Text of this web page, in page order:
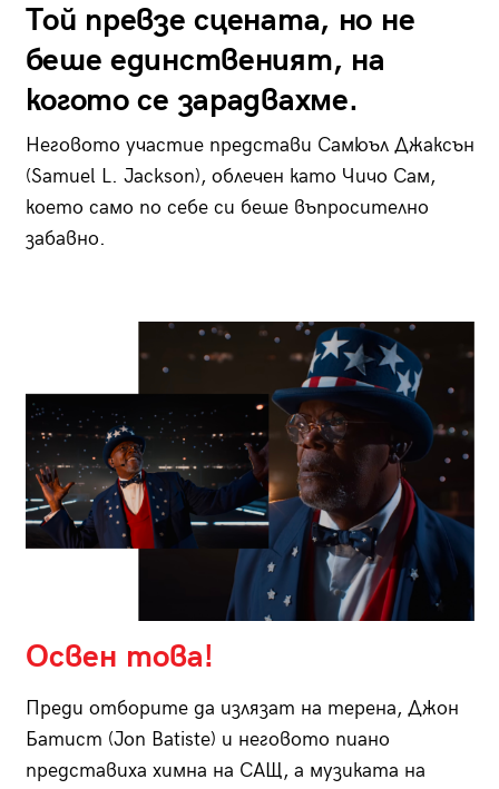
Той превзе сцената, но не
беше единственият, на
когото се зарадвахме.
Неговото участие представи Самюъл Джаксън
(Samuel L. Jackson), облечен като Чичо Сам,
което само по себе си беше въпросително
забавно.
Освен това!
Преди отборите да излязат на терена, Джон
Батист (Jon Batiste) и неговото пиано
представиха химна на САЩ, а музиката на